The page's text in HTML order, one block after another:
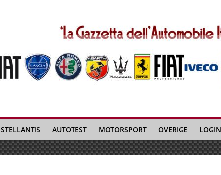
STELLANTIS AUTOTEST MOTORSPORT OVERIGE LOGIN